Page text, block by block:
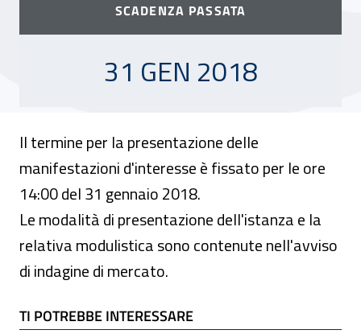
SCADENZA PASSATA
31 GENNAIO 2018
31 GEN 2018
Il termine per la presentazione delle
manifestazioni d'interesse è fissato per le ore
14:00 del 31 gennaio 2018.
Le modalità di presentazione dell'istanza e la
relativa modulistica sono contenute nell'avviso
di indagine di mercato.
TI POTREBBE INTERESSARE
TI POTREBBE INTERESSARE